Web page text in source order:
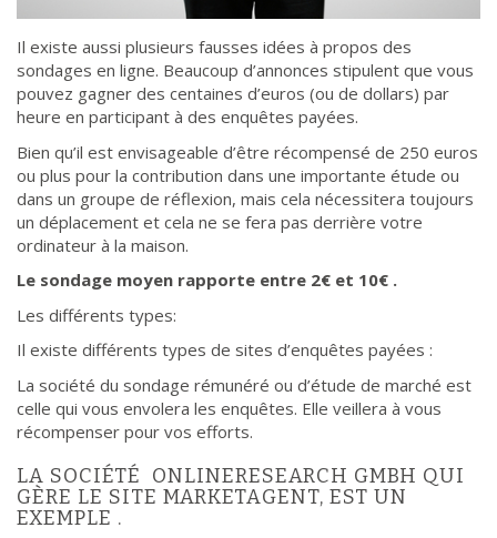
Il existe aussi plusieurs fausses idées à propos des
sondages en ligne. Beaucoup d’annonces stipulent que vous
pouvez gagner des centaines d’euros (ou de dollars) par
heure en participant à des enquêtes payées.
Bien qu’il est envisageable d’être récompensé de 250 euros
ou plus pour la contribution dans une importante étude ou
dans un groupe de réflexion, mais cela nécessitera toujours
un déplacement et cela ne se fera pas derrière votre
ordinateur à la maison.
Le sondage moyen rapporte entre 2€ et 10€ .
Les différents types:
Il existe différents types de sites d’enquêtes payées :
La société du sondage rémunéré ou d’étude de marché est
celle qui vous envolera les enquêtes. Elle veillera à vous
récompenser pour vos efforts.
LA SOCIÉTÉ ONLINERESEARCH GMBH QUI
GÈRE LE SITE MARKETAGENT, EST UN
EXEMPLE .